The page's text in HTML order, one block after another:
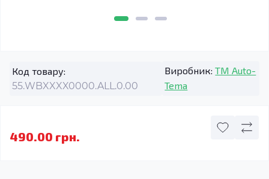
Код товару:
55.WBXXXX0000.ALL.0.00
Виробник: TM Auto-
Tema
490.00 грн.